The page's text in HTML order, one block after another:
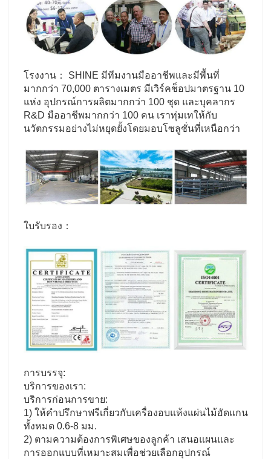
โรงงาน： SHINE มีทีมงานมืออาชีพและมีพื้นที่
มากกว่า 70,000 ตารางเมตร มีเวิร์คช็อปมาตรฐาน 10
แห่ง อุปกรณ์การผลิตมากกว่า 100 ชุด และบุคลากร
R&D มืออาชีพมากกว่า 100 คน เราทุ่มเทให้กับ
นวัตกรรมอย่างไม่หยุดยั้งโดยมอบโซลูชั่นที่เหนือกว่า
ใบรับรอง：
การบรรจุ:
บริการของเรา:
บริการก่อนการขาย:
1) ให้คำปรึกษาฟรีเกี่ยวกับเครื่องอบแห้งแผ่นไม้อัดแกน
ทั้งหมด 0.6-8 มม.
2) ตามความต้องการพิเศษของลูกค้า เสนอแผนและ
การออกแบบที่เหมาะสมเพื่อช่วยเลือกอุปกรณ์